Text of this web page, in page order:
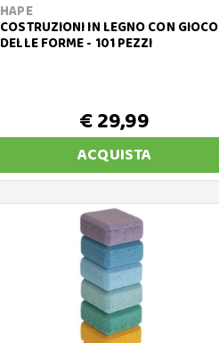
HAPE
COSTRUZIONI IN LEGNO CON GIOCO
DELLE FORME - 101 PEZZI
€ 29,99
ACQUISTA